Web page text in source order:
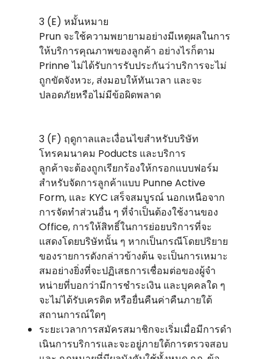
3 (E) หมั้นหมาย
Prun จะใช้ความพยายามอย่างมีเหตุผลในการ
ให้บริการคุณภาพของลูกค้า อย่างไรก็ตาม
Prinne ไม่ได้รับการรับประกันว่าบริการจะไม่
ถูกขัดจังหวะ, ส่งมอบให้ทันเวลา และจะ
ปลอดภัยหรือไม่มีข้อผิดพลาด
3 (F) ฤดูกาลและเงื่อนไขสําหรับบริษัท
โทรคมนาคม Poducts และบริการ
ลูกค้าจะต้องถูกเรียกร้องให้กรอกแบบฟอร์ม
สําหรับจัดการลูกค้าแบบ Punne Active
Form, และ KYC เสร็จสมบูรณ์ นอกเหนือจาก
การจัดทําส่วนอื่น ๆ ที่จําเป็นต้องใช้งานของ
Office, การให้สิทธิ์ในการย่อยบริการที่จะ
แสดงโดยบริษัทนั้น ๆ หากเป็นกรณีโดยปริยาย
ของรายการดังกล่าวข้างต้น จะเป็นการเหมาะ
สมอย่างยิ่งที่จะปฏิเสธการเชื่อมต่อของผู้จํา
หน่ายที่บอกว่ามีการชําระเงิน และบุคคลใด ๆ
จะไม่ได้รับเครดิต หรือยื่นคืนค่าคืนภายใต้
สถานการณ์ใดๆ
ระยะเวลาการสมัครสมาชิกจะเริ่มเมื่อมีการดํา
เนินการบริการและจะอยู่ภายใต้การตรวจสอบ